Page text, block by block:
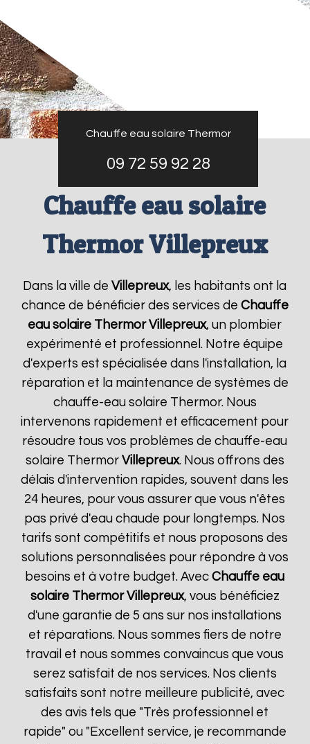
Chauffe eau solaire Thermor
09 72 59 92 28
Chauffe eau solaire
Thermor Villepreux
Dans la ville deVillepreux, les habitants ont la
chance de bénéficier des services de Chauffe
eau solaire Thermor Villepreux, un plombier
expérimenté et professionnel. Notre équipe
d'experts est spécialisée dans l'installation, la
réparation et la maintenance de systèmes de
chauffe-eau solaire Thermor. Nous
intervenons rapidement et efficacement pour
résoudre tous vos problèmes de chauffe-eau
solaire Thermor Villepreux. Nous offrons des
délais d'intervention rapides, souvent dans les
24 heures, pour vous assurer que vous n'êtes
pas privé d'eau chaude pour longtemps. Nos
tarifs sont compétitifs et nous proposons des
solutions personnalisées pour répondre à vos
besoins et à votre budget. AvecChauffe eau
solaire Thermor Villepreux, vous bénéficiez
d'une garantie de 5 ans sur nos installations
et réparations. Nous sommes fiers de notre
travail et nous sommes convaincus que vous
serez satisfait de nos services. Nos clients
satisfaits sont notre meilleure publicité, avec
des avis tels que "Très professionnel et
rapide" ou "Excellent service, je recommande